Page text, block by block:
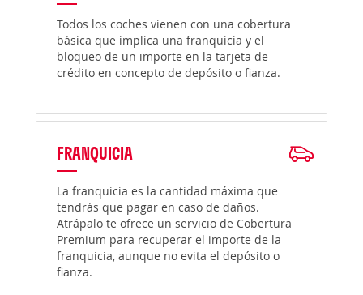
Todos los coches vienen con una cobertura
básica que implica una franquicia y el
bloqueo de un importe en la tarjeta de
crédito en concepto de depósito o fianza.
FRANQUICIA
La franquicia es la cantidad máxima que
tendrás que pagar en caso de daños.
Atrápalo te ofrece un servicio de Cobertura
Premium para recuperar el importe de la
franquicia, aunque no evita el depósito o
fianza.